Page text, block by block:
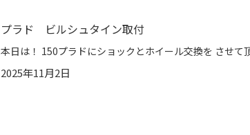
プラド ビルシュタイン取付
2025年11月2日